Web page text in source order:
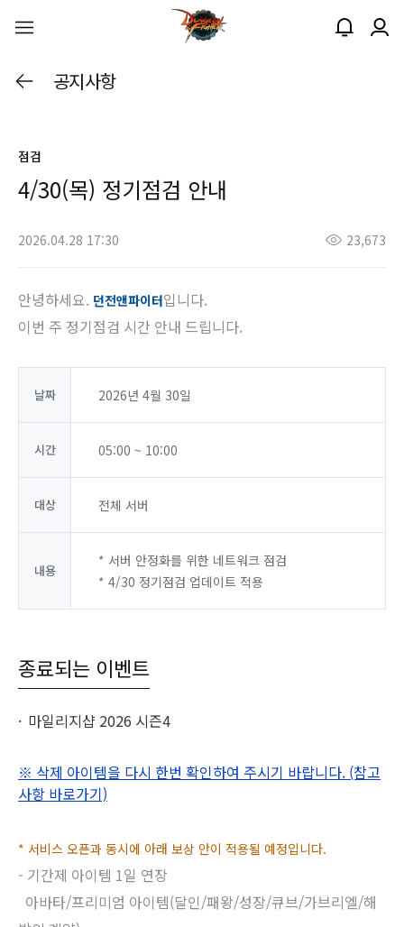
공지사항
점검
4/30(목) 정기점검 안내
2026.04.28 17:30 23,673
안녕하세요. 던전앤파이터입니다.
이번 주 정기점검 시간 안내 드립니다.
날짜 2026년 4월 30일
시간 05:00 ~ 10:00
대상 전체 서버
내용
* 서버 안정화를 위한 네트워크 점검
* 4/30 정기점검 업데이트 적용
종료되는 이벤트
마일리지샵 2026 시즌4
※ 삭제 아이템을 다시 한번 확인하여 주시기 바랍니다. (참고
사항 바로가기)
* 서비스 오픈과 동시에 아래 보상 안이 적용될 예정입니다.
- 기간제 아이템 1일 연장
아바타/프리미엄 아이템(달인/패왕/성장/큐브/가브리엘/해